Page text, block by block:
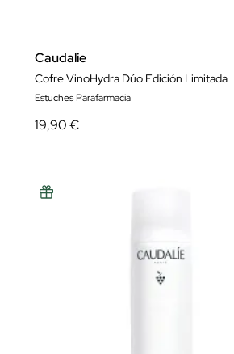
Caudalie
Cofre VinoHydra Dúo Edición Limitada
Estuches Parafarmacia
19,90 €